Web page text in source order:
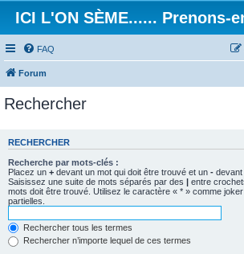
ICI L'ON SÈME...... Prenons-
FAQ
Forum
Rechercher
RECHERCHER
Recherche par mots-clés :
Placez un + devant un mot qui doit être trouvé et un - devant
Saisissez une suite de mots séparés par des | entre
mots doit être trouvé. Utilisez le caractère « * » comme
partielles.
Rechercher tous les termes
Rechercher n’importe lequel de ces termes